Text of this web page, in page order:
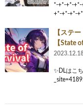
*-+*-+*-
+*-+*-+*-
【ステ
【State
✨DLはこ